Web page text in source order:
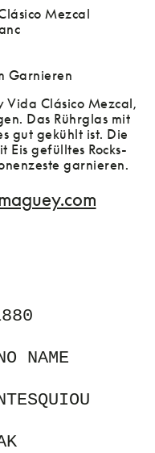
Mezcal
Garnieren
Vida Clásico Mezcal,
Das Rührglas mit
gut gekühlt ist. Die
Eis gefülltes Rocks-
garnieren.
NAME